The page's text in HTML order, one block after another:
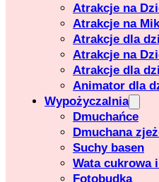
Atrakcje na
Atrakcje na
Atrakcje dla
Atrakcje na
Atrakcje dla
Animator dla
Wypożyczalnia
Dmuchańce
Dmuchana
Suchy basen
Wata cukrowa
Fotobudka